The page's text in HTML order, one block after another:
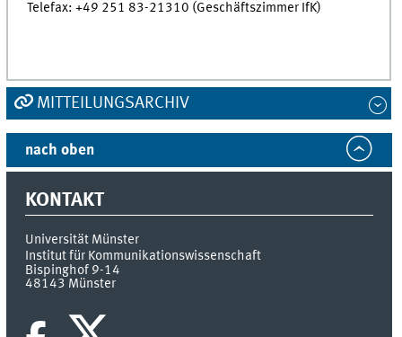
Telefax: +49 251 83-21310 (Geschäftszimmer IfK)
MITTEILUNGSARCHIV
nach oben
KONTAKT
Universität Münster
Institut für Kommunikationswissenschaft
Bispinghof 9-14
48143 Münster